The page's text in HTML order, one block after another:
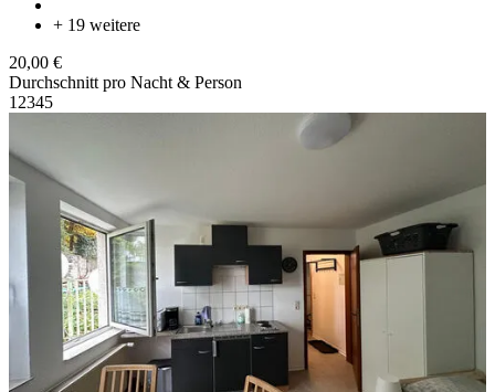
+ 19 weitere
20,00 €
Durchschnitt pro Nacht & Person
12345